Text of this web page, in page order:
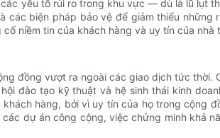
yếu tố rủi ro trong khu vực — dù là lũ lụt
biện pháp bảo vệ để giảm thiểu những
niềm tin của khách hàng và uy tín của nhà
đồng vượt ra ngoài các giao dịch tức
đào tạo kỹ thuật và hệ sinh thái kinh
hàng, bởi vì uy tín của họ trong cộng
dự án công cộng, việc chứng minh khả